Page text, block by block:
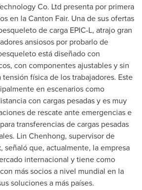
Co. Ltd presenta por primera
en la Canton Fair. Una desus ofertas
de carga EPIC-L, atrajo gran
ansiosos por probarlo de
está diseñado con
con componentes ajustables y sin
física de los trabajadores. Este
en escenarios como
con cargas pesadas y es muy
de rescate ante emergencias e
transferencias de cargas pesadas
Lin Chenhong, supervisor de
señaló que, actualmente, la empresa
internacional y tiene como
más socios a nivel mundial en la
soluciones a más países.